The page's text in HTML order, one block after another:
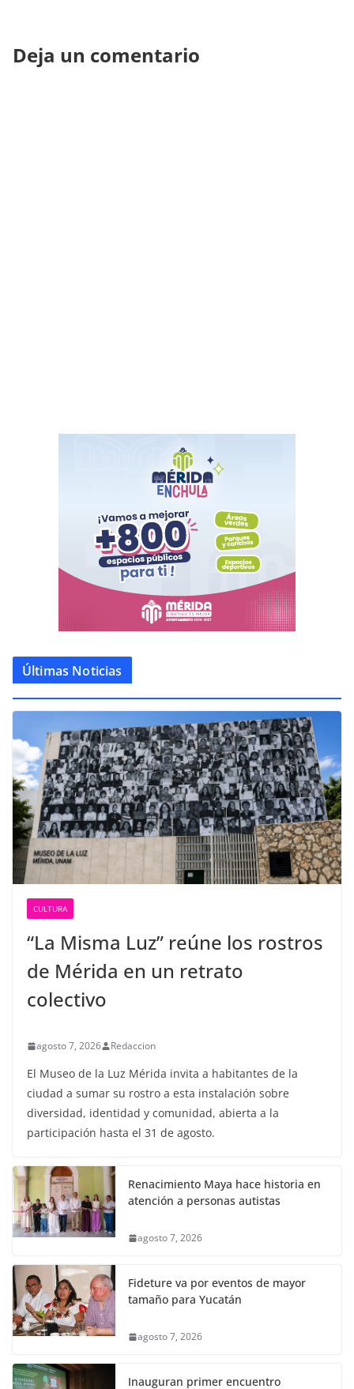
Deja un comentario
Últimas Noticias
CULTURA
“La Misma Luz” reúne los rostros
de Mérida en un retrato
colectivo
agosto 7, 2026 Redaccion
El Museo de la Luz Mérida invita a habitantes de la
ciudad a sumar su rostro a esta instalación sobre
diversidad, identidad y comunidad, abierta a la
participación hasta el 31 de agosto.
Renacimiento Maya hace historia en
atención a personas autistas
agosto 7, 2026
Fideture va por eventos de mayor
tamaño para Yucatán
agosto 7, 2026
Inauguran primer encuentro